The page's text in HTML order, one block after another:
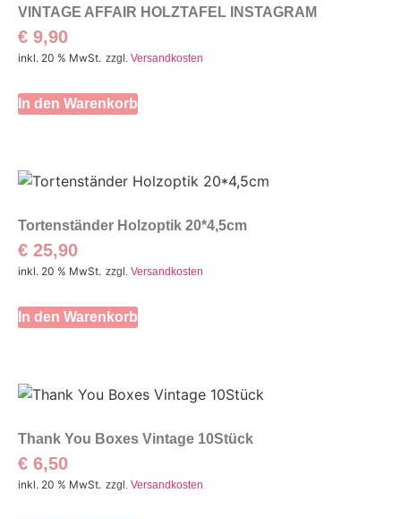
VINTAGE AFFAIR HOLZTAFEL INSTAGRAM
€ 9,90
inkl. 20 % MwSt. zzgl. Versandkosten
In den Warenkorb
Tortenständer Holzoptik 20*4,5cm
€ 25,90
inkl. 20 % MwSt. zzgl. Versandkosten
In den Warenkorb
Thank You Boxes Vintage 10Stück
€ 6,50
inkl. 20 % MwSt. zzgl. Versandkosten